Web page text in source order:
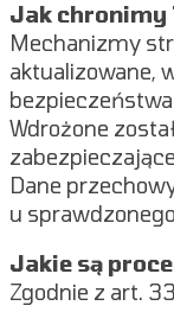
Jak chronimy
Mechanizmy
aktualizowane,
Wdrożone
Dane
u
Jakie są
Zgodnie z art.